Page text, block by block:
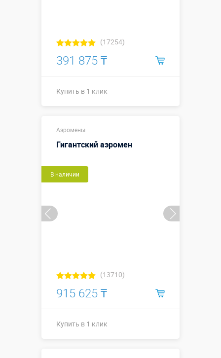
(17254)
391 875 ₸
Купить в 1 клик
Больше деталей →
Смотреть видео
Аэромены
Гигантский аэромен
В наличии
(13710)
915 625 ₸
Купить в 1 клик